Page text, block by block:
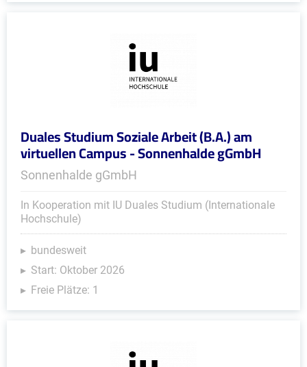
Duales Studium Soziale Arbeit (B.A.) am
virtuellen Campus - Sonnenhalde gGmbH
Sonnenhalde gGmbH
In Kooperation mit IU Duales Studium (Internationale
Hochschule)
bundesweit
Start: Oktober 2026
Freie Plätze: 1